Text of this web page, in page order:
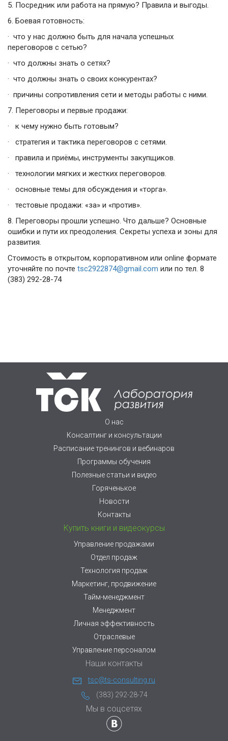
5. Посредник или работа на прямую? Правила и выгоды.
6. Боевая готовность:
· что у нас должно быть для начала успешных
переговоров с сетью?
· что должны знать о сетях?
· что должны знать о своих конкурентах?
· причины сопротивления сети и методы работы с ними.
7. Переговоры и первые продажи:
· к чему нужно быть готовым?
· стратегия и тактика переговоров с сетями.
· правила и приёмы, инструменты закупщиков.
· технологии мягких и жестких переговоров.
· основные темы для обсуждения и «торга».
· тестовые продажи: «за» и «против».
8. Переговоры прошли успешно. Что дальше? Основные
ошибки и пути их преодоления. Секреты успеха и зоны для
развития.
Стоимость в открытом, корпоративном или online формате
уточняйте по почте tsc2922874@gmail.com или по тел. 8
(383) 292-28-74
О нас
Консалтинг и консультации
Расписание тренингов и вебинаров
Программы обучения
Полезные статьи и видео
Горяченькое
Новости
Контакты
Купить книги и видеокурсы
Управление продажами
Отдел продаж
Технология продаж
Маркетинг, продвижение
Тайм-менеджмент
Менеджмент
Личная эффективность
Отраслевые
Управление персоналом
Наши контакты
tsc@ts-consulting.ru
(383) 292-28-74
Мы в соцсетях